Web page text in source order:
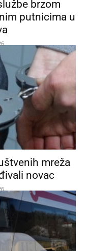
brzom
putnicima u
mreža
novac